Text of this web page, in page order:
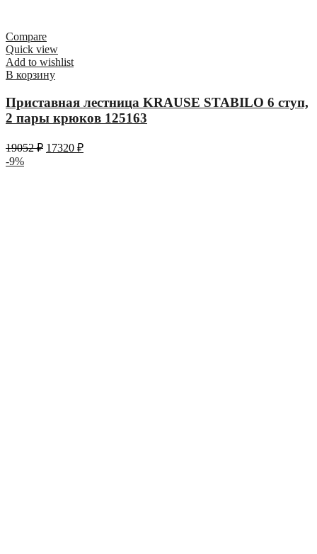
Compare
Quick view
Add to wishlist
В корзину
Приставная лестница KRAUSE STABILO 6 ступ,
2 пары крюков 125163
19052₽ 17320 ₽
-9%